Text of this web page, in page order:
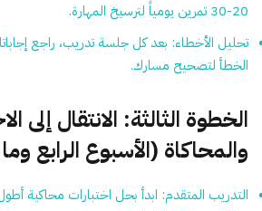
20-30 تمرين يومياً لترسيخ المهارة.
تحليل الأخطاء: بعد كل جلسة تدريب، راجع
الخطأ لتصحيح مسارك.
الخطوة الثالثة: الانتقال إلى
والمحاكاة (الأسبوع الرابع
التدريب المتقدم: ابدأ بحل اختبارات محاكية